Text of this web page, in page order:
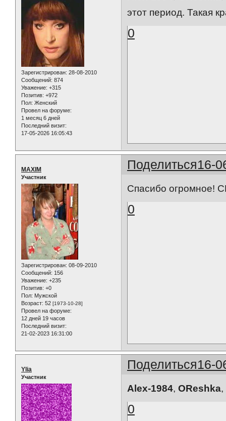
Зарегистрирован: 28-08-2010
Сообщений: 874
Уважение: +315
Позитив: +972
Пол: Женский
Провел на форуме:
1 месяц 6 дней
Последний визит:
17-05-2026 16:05:43
этот период. Такая
0
Поделиться16-
MAXIM
Участник
Зарегистрирован: 08-09-2010
Сообщений: 156
Уважение: +235
Позитив: +0
Пол: Мужской
Возраст: 52 [1973-10-28]
Провел на форуме:
12 дней 19 часов
Последний визит:
21-02-2023 16:31:00
Спасибо огромное!
0
Поделиться16-
Ylia
Участник
Alex-1984,OReshka,
0